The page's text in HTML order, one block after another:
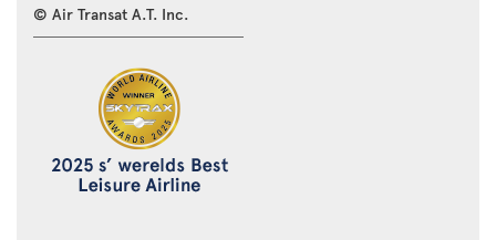
© Air Transat A.T. Inc.